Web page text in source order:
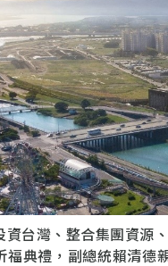
資台灣、整合集團資源
福典禮，副總統賴清德